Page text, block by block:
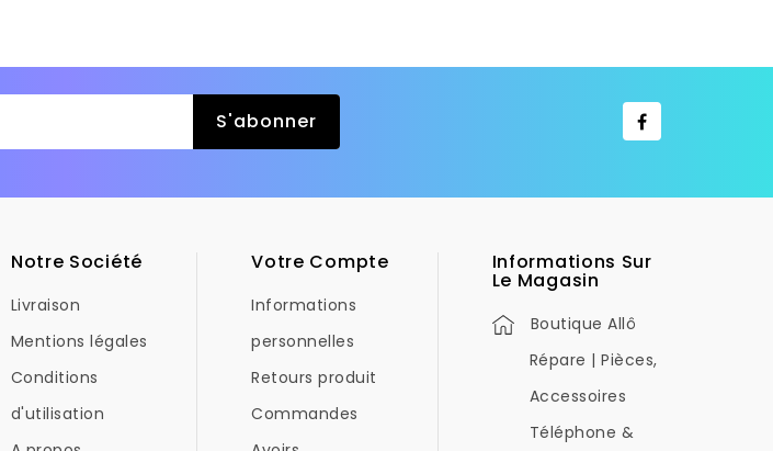
Notre Société
Livraison
Mentions légales
Conditions
d'utilisation
Votre Compte
Informations
personnelles
Retours produit
Commandes
Informations Sur
Le Magasin
Boutique Allô
Répare | Pièces,
Accessoires
Téléphone &